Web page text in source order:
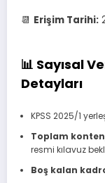
📆 Erişim Tarihi:
📊 Sayısal
Detayları
KPSS 2025/1
Toplam
resmi kılavuz
Boş kalan